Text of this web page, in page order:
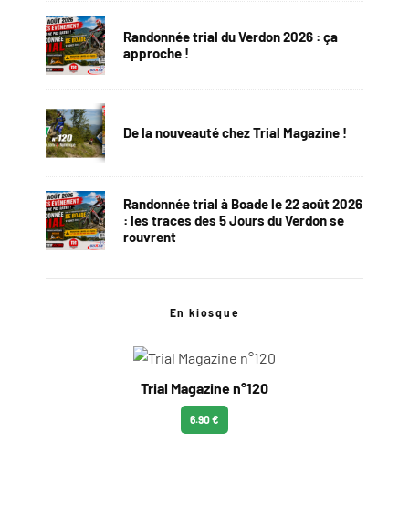
Randonnée trial du Verdon 2026 : ça
approche !
De la nouveauté chez Trial Magazine !
Randonnée trial à Boade le 22 août 2026
: les traces des 5 Jours du Verdon se
rouvrent
En kiosque
Trial Magazine n°120
6.90 €